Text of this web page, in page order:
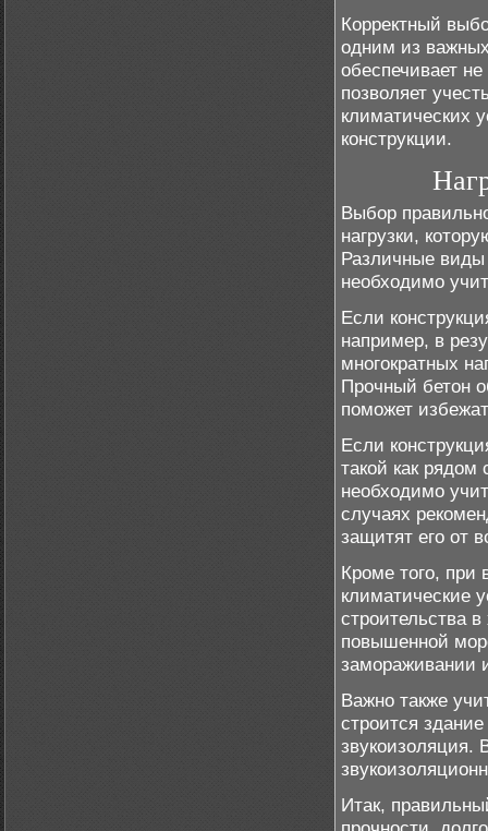
Корректный
одним из
обеспечивает
позволяет
климатических
конструкции.
Выбор
нагрузки,
Различные виды
необходимо
Если
например, в
многократных
Прочный бетон
поможет
Если
такой как
необходимо
случаях
защитят его от
Кроме того, при
климатические
строительства
повышенной
замораживании
Важно также
строится
звукоизоляция.
Итак,